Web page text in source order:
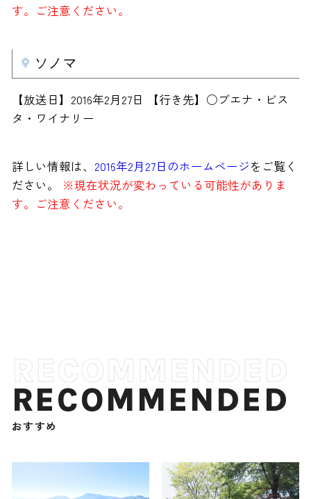
す。ご注意ください。
ソノマ
【放送日】2016年2月27日 【行き先】○ブエナ・ビス
タ・ワイナリー
詳しい情報は、 2016年2月27日のホームページをご覧く
ださい。
※現在状況が変わっている可能性がありま
す。ご注意ください。
RECOMMENDED
おすすめ